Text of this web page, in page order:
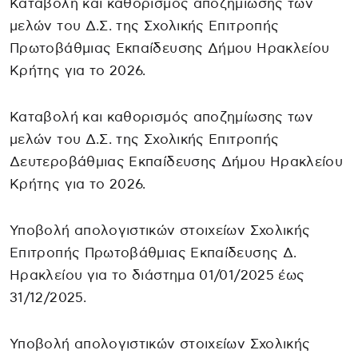
Καταβολή και καθορισμός αποζημίωσης των
μελών του Δ.Σ. της Σχολικής Επιτροπής
Πρωτοβάθμιας Εκπαίδευσης Δήμου Ηρακλείου
Κρήτης για το 2026.
Καταβολή και καθορισμός αποζημίωσης των
μελών του Δ.Σ. της Σχολικής Επιτροπής
Δευτεροβάθμιας Εκπαίδευσης Δήμου Ηρακλείου
Κρήτης για το 2026.
Υποβολή απολογιστικών στοιχείων Σχολικής
Επιτροπής Πρωτοβάθμιας Εκπαίδευσης Δ.
Ηρακλείου για το διάστημα 01/01/2025 έως
31/12/2025.
Υποβολή απολογιστικών στοιχείων Σχολικής